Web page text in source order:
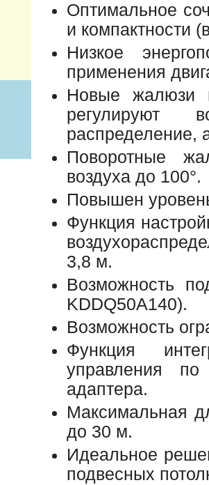
Оптимальное
и компактности
Низкое
применения
Новые жалюзи
регулируют
распределение,
Поворотные
воздуха до 100°.
Повышен
Функция
3,8 м.
Возможность
KDDQ50A140).
Возможность
Функция
управления по
адаптера.
Максимальная
до 30 м.
Идеальное
подвесных